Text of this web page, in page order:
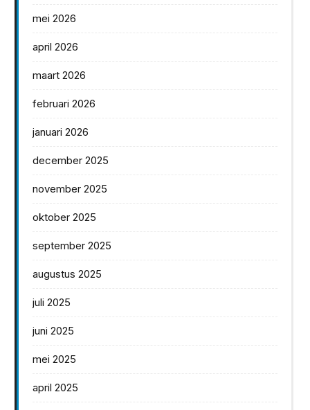
mei 2026
april 2026
maart 2026
februari 2026
januari 2026
december 2025
november 2025
oktober 2025
september 2025
augustus 2025
juli 2025
juni 2025
mei 2025
april 2025